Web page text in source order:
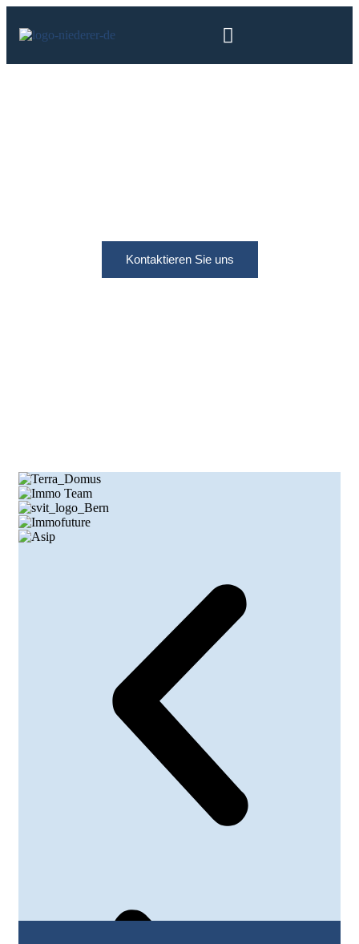
Kontaktieren Sie uns